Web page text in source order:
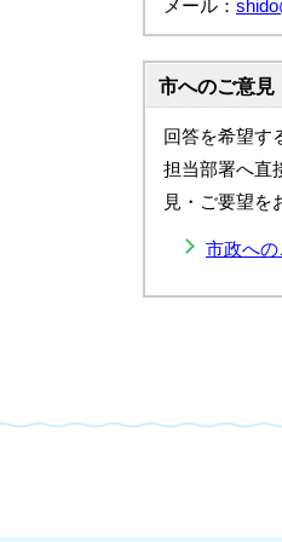
メール：
市へのご意見
回答を希望す
担当部署へ直
見・ご要望を
市政へ